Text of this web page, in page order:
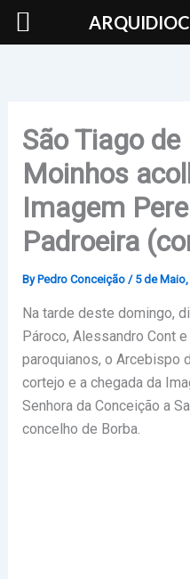
Skip
São Tiago de
Moinhos
Imagem
Padroeira
By Pedro Conceição / 5 de
Na tarde deste domingo,
Pároco, Alessandro Cont
paroquianos, o Arcebispo
cortejo e a chegada da
Senhora da Conceição a
concelho de Borba.